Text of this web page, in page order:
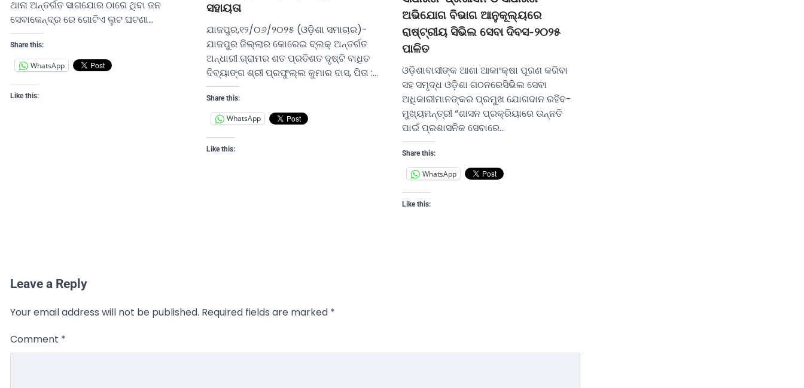
ଥାନା ଅନ୍ତର୍ଗତ ସାଗଯୋର ଠାରେ ଥିବା ଜନ
ସେବାକେନ୍ଦ୍ର ରେ ଗୋଟିଏ ଲୁଟ ଘଟଣା…
Share this:
WhatsApp
Like this:
ସହାୟତା
ଯାଜପୁର,୧୨/୦୬/୨୦୨୫ (ଓଡ଼ିଶା ସମାଚାର)-
ଯାଜପୁର ଜିଲ୍ଲାର କୋରେଇ ବ୍ଲକ୍ ଅନ୍ତର୍ଗତ
ଅନ୍ଧାରୀ ଗ୍ରାମର ଶତ ପ୍ରତିଶତ ଦୃଷ୍ଟି ବାଧିତ
ଦିବ୍ୟାଙ୍ଗ ଶ୍ରୀ ପ୍ରଫୁଲ୍ଲ କୁମାର ଦାସ, ପିତା :…
Share this:
WhatsApp
Like this:
ଅଭିଯୋଗ ବିଭାଗ ଆନୁକୂଲ୍ୟରେ
ରାଷ୍ଟ୍ରୀୟ ସିଭିଲ ସେବା ଦିବସ-୨୦୨୫
ପାଳିତ
ଓଡ଼ିଶାବାସୀଙ୍କ ଆଶା ଆକାଂକ୍ଷା ପୂରଣ କରିବା
ସହ ସମୃଦ୍ଧ ଓଡ଼ିଶା ଗଠନରେସିଭିଲ ସେବା
ଅଧିକାରୀମାନଙ୍କର ପ୍ରମୁଖ ଯୋଗଦାନ ରହିବ-
ମୁଖ୍ୟମନ୍ତ୍ରୀ “ଶାସନ ପ୍ରକ୍ରିୟାରେ ଉନ୍ନତି
ପାଇଁ ପ୍ରଶାସନିକ ସେବାରେ…
Share this:
WhatsApp
Like this:
Leave a Reply
Your email address will not be published. Required fields are marked *
Comment *